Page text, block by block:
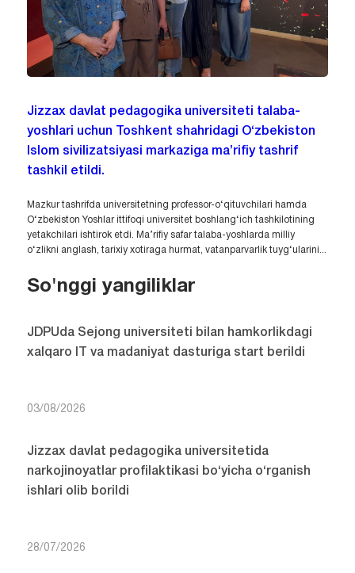
Jizzax davlat pedagogika universiteti talaba-
yoshlari uchun Toshkent shahridagi O‘zbekiston
Islom sivilizatsiyasi markaziga ma’rifiy tashrif
tashkil etildi.
Mazkur tashrifda universitetning professor-o‘qituvchilari hamda
O‘zbekiston Yoshlar ittifoqi universitet boshlang‘ich tashkilotining
yetakchilari ishtirok etdi. Ma’rifiy safar talaba-yoshlarda milliy
o‘zlikni anglash, tarixiy xotiraga hurmat, vatanparvarlik tuyg‘ularini...
So'nggi yangiliklar
JDPUda Sejong universiteti bilan hamkorlikdagi
xalqaro IT va madaniyat dasturiga start berildi
03/08/2026
Jizzax davlat pedagogika universitetida
narkojinoyatlar profilaktikasi bo‘yicha o‘rganish
ishlari olib borildi
28/07/2026